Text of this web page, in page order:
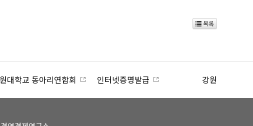
목록
인터넷증명발급 강원대학교